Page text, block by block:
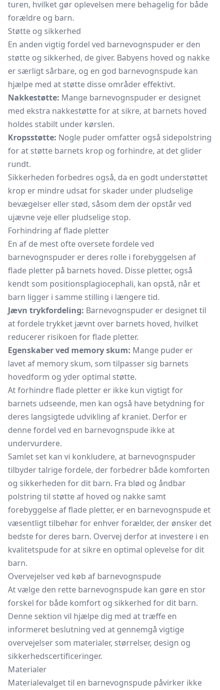
turen, hvilket gør oplevelsen mere behagelig for både
forældre og barn.
Støtte og sikkerhed
En anden vigtig fordel ved barnevognspuder er den
støtte og sikkerhed, de giver. Babyens hoved og nakke
er særligt sårbare, og en god barnevognspude kan
hjælpe med at støtte disse områder effektivt.
Nakkestøtte: Mange barnevognspuder er designet
med ekstra nakkestøtte for at sikre, at barnets hoved
holdes stabilt under kørslen.
Kropsstøtte: Nogle puder omfatter også sidepolstring
for at støtte barnets krop og forhindre, at det glider
rundt.
Sikkerheden forbedres også, da en godt understøttet
krop er mindre udsat for skader under pludselige
bevægelser eller stød, såsom dem der opstår ved
ujævne veje eller pludselige stop.
Forhindring af flade pletter
En af de mest ofte oversete fordele ved
barnevognspuder er deres rolle i forebyggelsen af
flade pletter på barnets hoved. Disse pletter, også
kendt som positionsplagiocephali, kan opstå, når et
barn ligger i samme stilling i længere tid.
Jævn trykfordeling: Barnevognspuder er designet til
at fordele trykket jævnt over barnets hoved, hvilket
reducerer risikoen for flade pletter.
Egenskaber ved memory skum: Mange puder er
lavet af memory skum, som tilpasser sig barnets
hovedform og yder optimal støtte.
At forhindre flade pletter er ikke kun vigtigt for
barnets udseende, men kan også have betydning for
deres langsigtede udvikling af kraniet. Derfor er
denne fordel ved en barnevognspude ikke at
undervurdere.
Samlet set kan vi konkludere, at barnevognspuder
tilbyder talrige fordele, der forbedrer både komforten
og sikkerheden for dit barn. Fra blød og åndbar
polstring til støtte af hoved og nakke samt
forebyggelse af flade pletter, er en barnevognspude et
væsentligt tilbehør for enhver forælder, der ønsker det
bedste for deres barn. Overvej derfor at investere i en
kvalitetspude for at sikre en optimal oplevelse for dit
barn.
Overvejelser ved køb af barnevognspude
At vælge den rette barnevognspude kan gøre en stor
forskel for både komfort og sikkerhed for dit barn.
Denne sektion vil hjælpe dig med at træffe en
informeret beslutning ved at gennemgå vigtige
overvejelser som materialer, størrelser, design og
sikkerhedscertificeringer.
Materialer
Materialevalget til en barnevognspude påvirker ikke